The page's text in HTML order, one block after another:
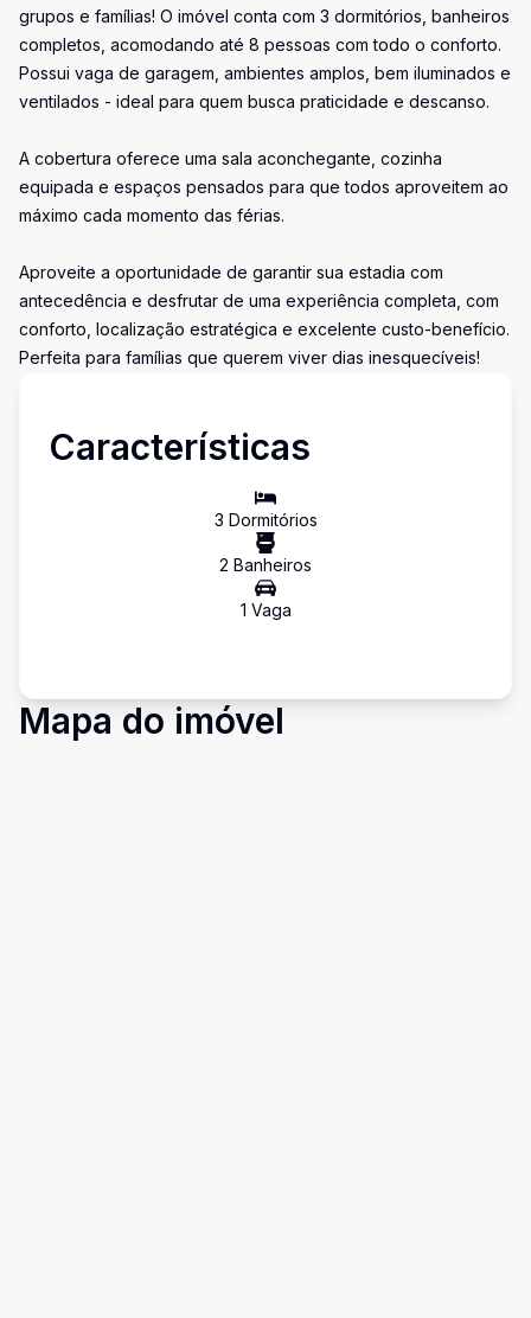
grupos e famílias! O imóvel conta com 3 dormitórios, banheiros
completos, acomodando até 8 pessoas com todo o conforto.
Possui vaga de garagem, ambientes amplos, bem iluminados e
ventilados - ideal para quem busca praticidade e descanso.
A cobertura oferece uma sala aconchegante, cozinha
equipada e espaços pensados para que todos aproveitem ao
máximo cada momento das férias.
Aproveite a oportunidade de garantir sua estadia com
antecedência e desfrutar de uma experiência completa, com
conforto, localização estratégica e excelente custo-benefício.
Perfeita para famílias que querem viver dias inesquecíveis!
Características
3 Dormitórios
2 Banheiros
1 Vaga
Mapa do imóvel